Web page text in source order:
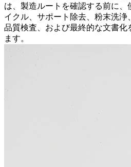
は、製造ルートを確認する前に
イクル、サポート除去、粉末洗
品質検査、および最終的な文書化
ます。